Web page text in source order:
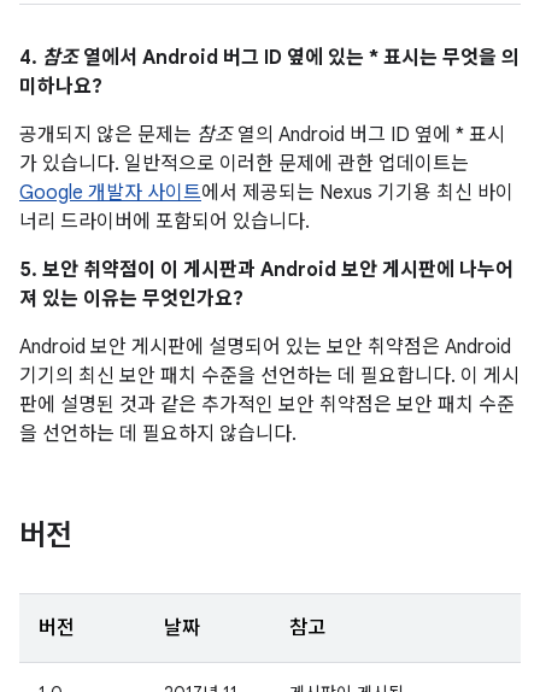
4. 참조열에서 Android 버그 ID 옆에 있는 * 표시는 무엇을 의
미하나요?
공개되지 않은 문제는 참조열의 Android 버그 ID 옆에 * 표시
가 있습니다. 일반적으로 이러한 문제에 관한 업데이트는
Google 개발자 사이트에서 제공되는 Nexus 기기용 최신 바이
너리 드라이버에 포함되어 있습니다.
5. 보안 취약점이 이 게시판과 Android 보안 게시판에 나누어
져 있는 이유는 무엇인가요?
Android 보안 게시판에 설명되어 있는 보안 취약점은 Android
기기의 최신 보안 패치 수준을 선언하는 데 필요합니다. 이 게시
판에 설명된 것과 같은 추가적인 보안 취약점은 보안 패치 수준
을 선언하는 데 필요하지 않습니다.
버전
버전 날짜 참고